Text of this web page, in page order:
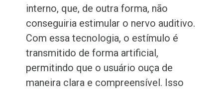
interno, que, de outra forma, não
conseguiria estimular o nervo auditivo.
Com essa tecnologia, o estímulo é
transmitido de forma artificial,
permitindo que o usuário ouça de
maneira clara e compreensível. Isso